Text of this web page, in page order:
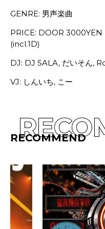
GENRE: 男声楽曲
PRICE: DOOR 3000YEN
(incl.1D)
DJ: DJ SALA, だいそん,
VJ: しんいち, こー
RECOMMEND